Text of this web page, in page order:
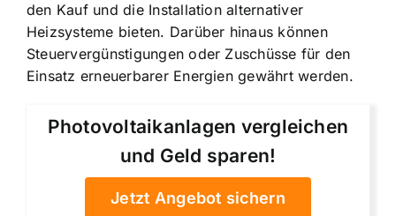
den Kauf und die Installation alternativer
Heizsysteme bieten. Darüber hinaus können
Steuervergünstigungen oder Zuschüsse für den
Einsatz erneuerbarer Energien gewährt werden.
Photovoltaikanlagen vergleichen
und Geld sparen!
Jetzt Angebot sichern